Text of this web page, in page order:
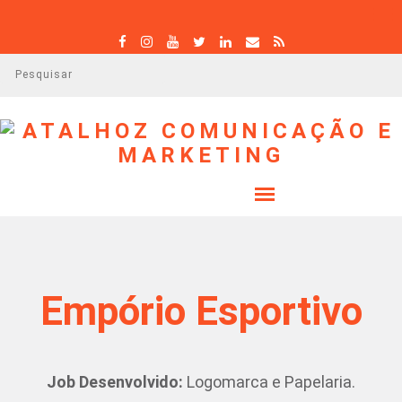
q
Empório Esportivo
Job Desenvolvido: Logomarca e Papelaria.